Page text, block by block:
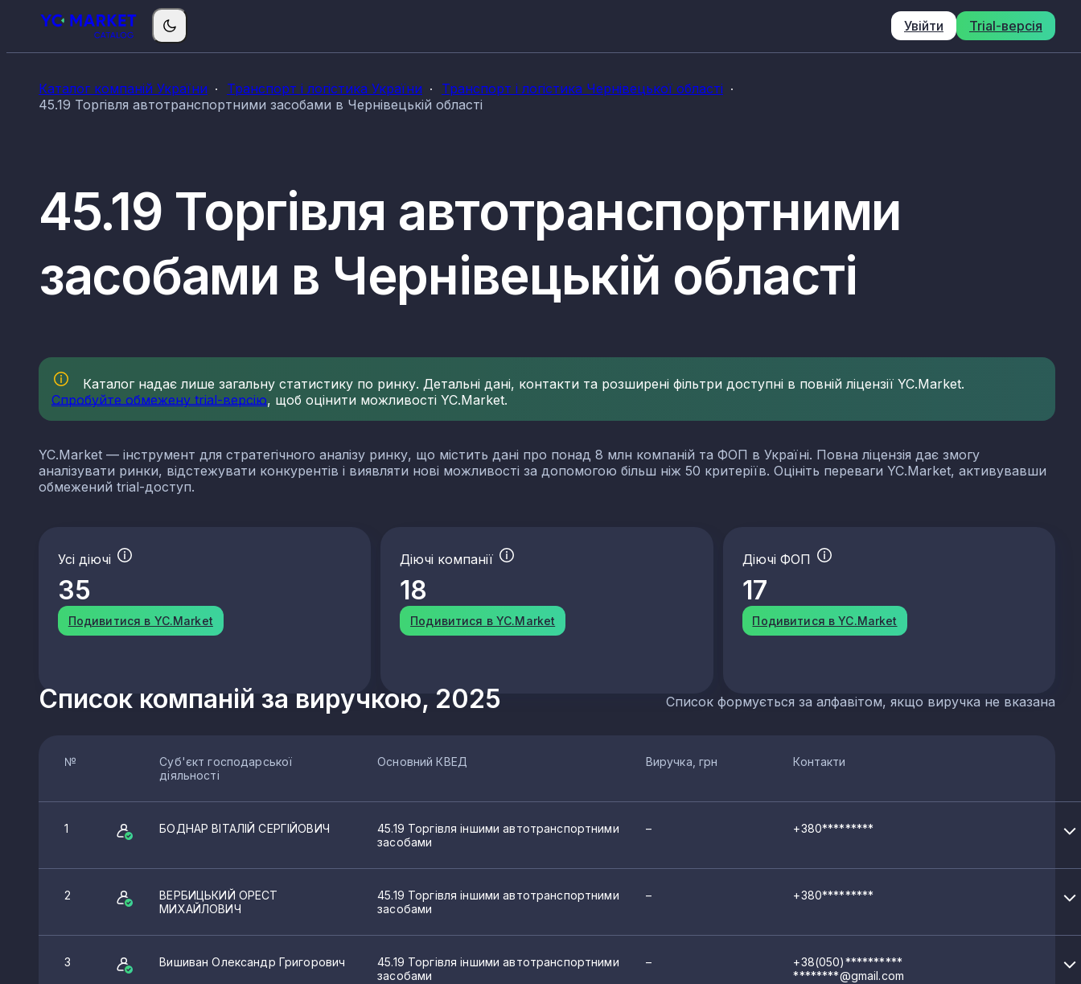
Увійти Trial-версія
Каталог компаній України Транспорт і логістика України
Транспорт і логістика Чернівецької області
45.19 Торгівля автотранспортними засобами в Чернівецькій області
45.19 Торгівля автотранспортними
засобами в Чернівецькій області
Каталог надає лише загальну статистику по ринку. Детальні дані, контакти та розширені фільтри доступні в повній ліцензії YC.Market.
Спробуйте обмежену trial-версію, щоб оцінити можливості YC.Market.
YC.Market — інструмент для стратегічного аналізу ринку, що містить дані про понад 8 млн компаній та ФОП в Україні. Повна ліцензія дає змогу
аналізувати ринки, відстежувати конкурентів і виявляти нові можливості за допомогою більш ніж 50 критеріїв. Оцініть переваги YC.Market, активувавши
обмежений trial-доступ.
Усі діючі
35
Подивитися в YC.Market
Діючі компанії
18
Подивитися в YC.Market
Діючі ФОП
17
Подивитися в YC.Market
Список компаній за виручкою, 2025 Список формується за алфавітом, якщо виручка не вказана
№
Суб'єкт господарської
діяльності
Основний КВЕД Виручка, грн Контакти
1 БОДНАР ВІТАЛІЙ СЕРГІЙОВИЧ
45.19 Торгівля іншими автотранспортними
засобами
– +380*********
2
ВЕРБИЦЬКИЙ ОРЕСТ
МИХАЙЛОВИЧ
45.19 Торгівля іншими автотранспортними
засобами
– +380*********
3 Вишиван Олександр Григорович
45.19 Торгівля іншими автотранспортними
засобами
–
+38(050)**********
********@gmail.com